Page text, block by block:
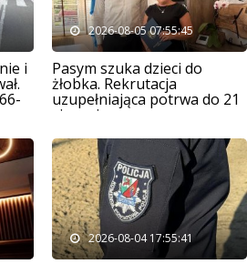
i
2026-08-05 07:55:45
Pasym szuka dzieci do
żłobka. Rekrutacja
uzupełniająca potrwa do 21
sierpnia
2026-08-04 17:55:41